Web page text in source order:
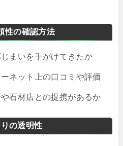
性の確認方法
じまいを手がけてきたか
ーネット上の口コミや評価
や石材店との提携があるか
の透明性